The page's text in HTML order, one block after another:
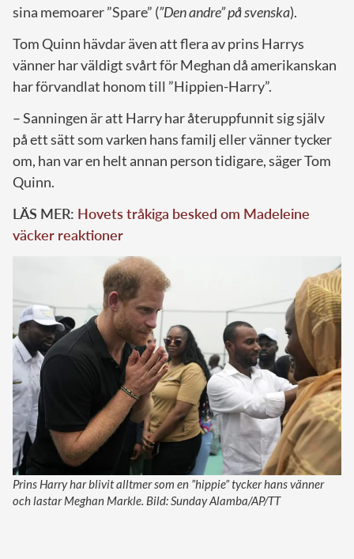
sina memoarer ”Spare” (”Den andre” på svenska).
Tom Quinn hävdar även att flera av prins Harrys
vänner har väldigt svårt för Meghan då amerikanskan
har förvandlat honom till ”Hippien-Harry”.
– Sanningen är att Harry har återuppfunnit sig själv
på ett sätt som varken hans familj eller vänner tycker
om, han var en helt annan person tidigare, säger Tom
Quinn.
LÄS MER: Hovets tråkiga besked om Madeleine
väcker reaktioner
Prins Harry har blivit alltmer som en ”hippie” tycker hans vänner
och lastar Meghan Markle. Bild: Sunday Alamba/AP/TT